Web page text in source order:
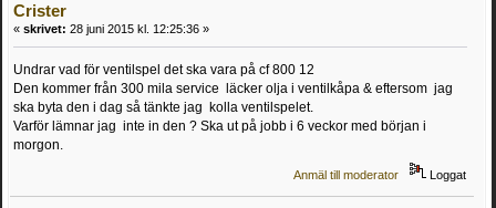
Crister
« skrivet: 28 juni 2015 kl. 12:25:36 »
Undrar vad för ventilspel det ska vara på cf 800 12
Den kommer från 300 mila service läcker olja i ventilkåpa & eftersom jag
ska byta den i dag så tänkte jag kolla ventilspelet.
Varför lämnar jag inte in den ? Ska ut på jobb i 6 veckor med början i
morgon.
Anmäl till moderator Loggat